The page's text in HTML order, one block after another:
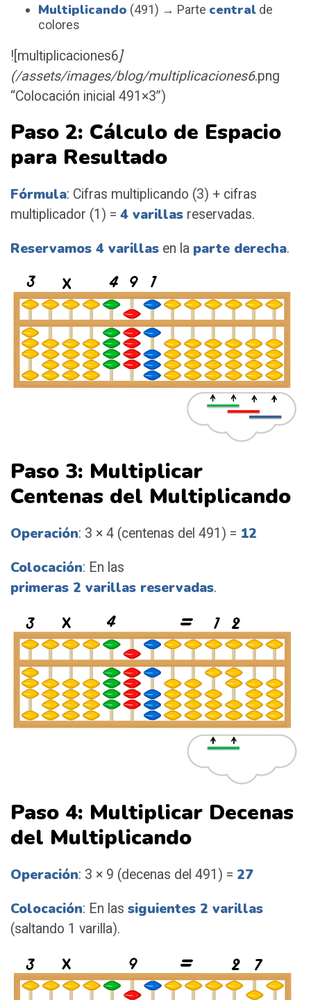
Multiplicando (491) → Parte central de
colores
![multiplicaciones6]
(/assets/images/blog/multiplicaciones6.png
“Colocación inicial 491×3”)
Paso 2: Cálculo de Espacio
para Resultado
Fórmula: Cifras multiplicando (3) + cifras
multiplicador (1) = 4 varillas reservadas.
Reservamos 4 varillas en la parte derecha.
Paso 3: Multiplicar
Centenas del Multiplicando
Operación: 3 × 4 (centenas del 491) = 12
Colocación: En las
primeras 2 varillas reservadas.
Paso 4: Multiplicar Decenas
del Multiplicando
Operación: 3 × 9 (decenas del 491) = 27
Colocación: En las siguientes 2 varillas
(saltando 1 varilla).